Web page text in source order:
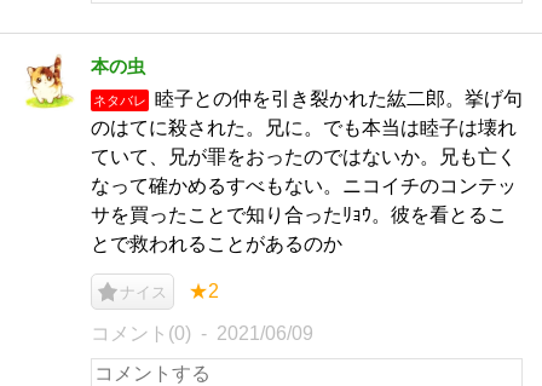
本の虫
ネタバレ
睦子との仲を引き裂かれた紘二郎。挙げ句
のはてに殺された。兄に。でも本当は睦子は壊れ
ていて、兄が罪をおったのではないか。兄も亡く
なって確かめるすべもない。ニコイチのコンテッ
サを買ったことで知り合ったﾘｮｳ。彼を看とるこ
とで救われることがあるのか
ナイス ★2
コメント(0) 2021/06/09